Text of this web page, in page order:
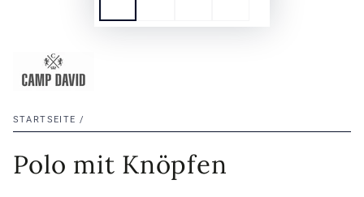
STARTSEITE /
Polo mit Knöpfen